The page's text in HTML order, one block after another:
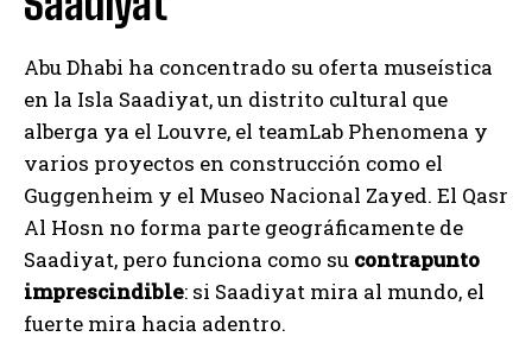
Abu Dhabi ha concentrado su oferta museística
en la Isla Saadiyat, un distrito cultural que
alberga ya el Louvre, el teamLab Phenomena y
varios proyectos en construcción como el
Guggenheim y el Museo Nacional Zayed. El Qasr
Al Hosn no forma parte geográficamente de
Saadiyat, pero funciona como su contrapunto
imprescindible: si Saadiyat mira al mundo, el
fuerte mira hacia adentro.